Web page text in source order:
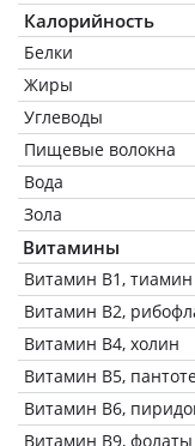
Калорийность
Белки
Жиры
Углеводы
Пищевые волокна
Вода
Зола
Витамины
Витамин В1, тиамин
Витамин В2,
Витамин В4, холин
Витамин В5,
Витамин В6,
Витамин В9, фолаты